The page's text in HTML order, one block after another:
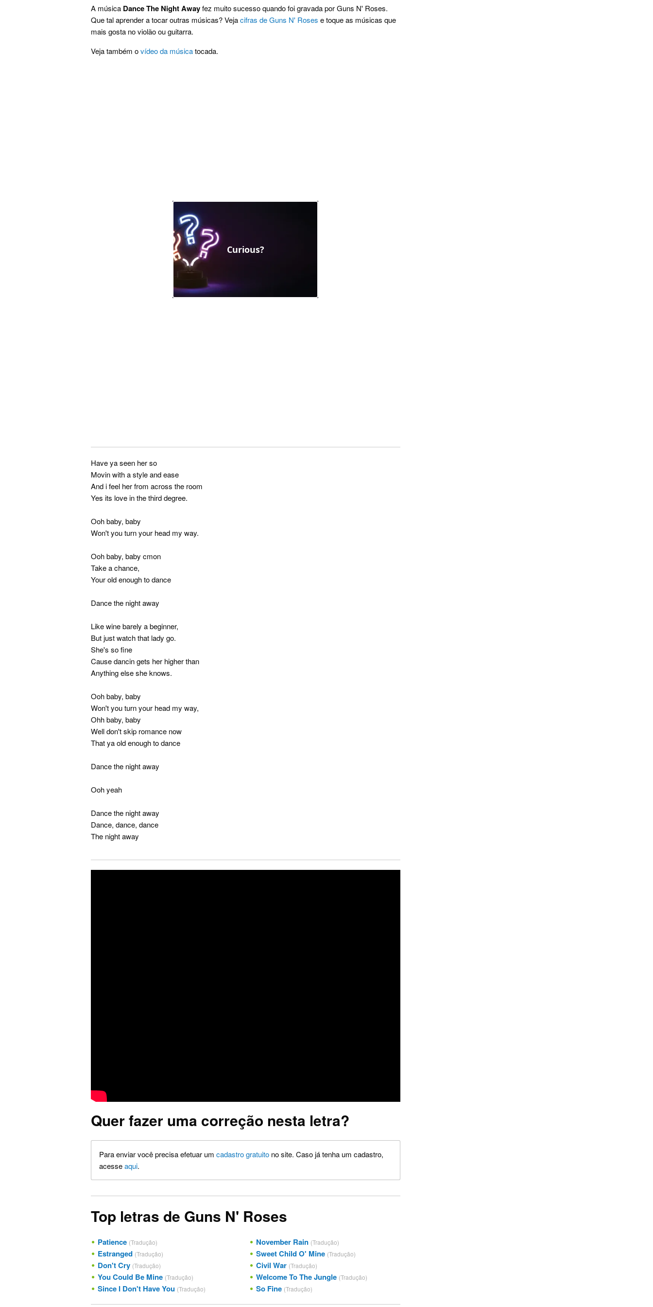
A música Dance The Night Awayfez muito sucesso quando foi gravada por Guns N' Roses.
Que tal aprender a tocar outras músicas? Vejacifras de Guns N' Roses e toque as músicas que
mais gosta no violão ou guitarra.
Veja também ovídeo da músicatocada.
Have ya seen her so
Movin with a style and ease
And i feel her from across the room
Yes its love in the third degree.
Ooh baby, baby
Won't you turn your head my way.
Ooh baby, baby cmon
Take a chance,
Your old enough to dance
Dance the night away
Like wine barely a beginner,
But just watch that lady go.
She's so fine
Cause dancin gets her higher than
Anything else she knows.
Ooh baby, baby
Won't you turn your head my way,
Ohh baby, baby
Well don't skip romance now
That ya old enough to dance
Dance the night away
Ooh yeah
Dance the night away
Dance, dance, dance
The night away
Quer fazer uma correção nesta letra?
Para enviar você precisa efetuar um cadastro gratuito no site. Caso já tenha um cadastro,
acesseaqui.
Top letras de Guns N' Roses
Patience (Tradução) November Rain (Tradução)
Estranged (Tradução) Sweet Child O' Mine (Tradução)
Don't Cry (Tradução) Civil War (Tradução)
You Could Be Mine (Tradução) Welcome To The Jungle (Tradução)
Since I Don't Have You (Tradução) So Fine (Tradução)